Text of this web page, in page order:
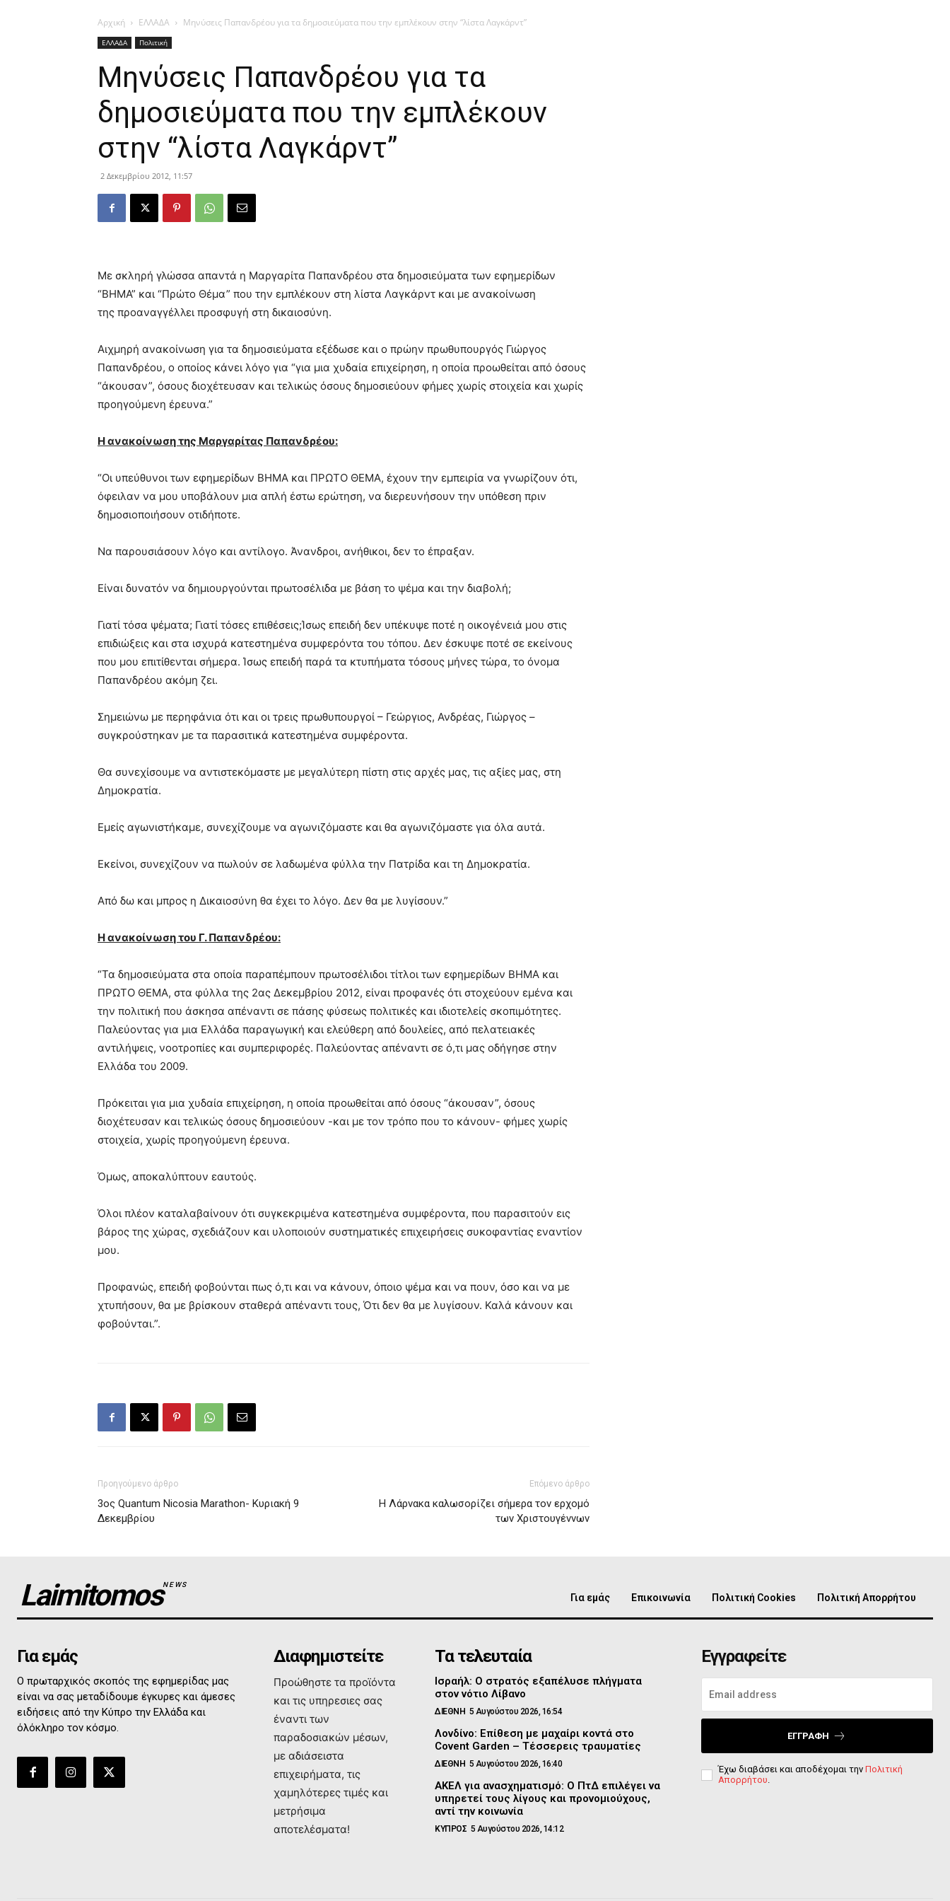
Αρχική ΕΛΛΑΔΑ Μηνύσεις Παπανδρέου για τα δημοσιεύματα που την εμπλέκουν στην “λίστα Λαγκάρντ”
ΕΛΛΑΔΑ Πολιτική
Μηνύσεις Παπανδρέου για τα
δημοσιεύματα που την εμπλέκουν
στην “λίστα Λαγκάρντ”
2 Δεκεμβρίου 2012, 11:57
Με σκληρή γλώσσα απαντά η Μαργαρίτα Παπανδρέου στα δημοσιεύματα των εφημερίδων
“ΒΗΜΑ” και “Πρώτο Θέμα” που την εμπλέκουν στη λίστα Λαγκάρντ και με ανακοίνωση
της προαναγγέλλει προσφυγή στη δικαιοσύνη.
Αιχμηρή ανακοίνωση για τα δημοσιεύματα εξέδωσε και ο πρώην πρωθυπουργός Γιώργος
Παπανδρέου, ο οποίος κάνει λόγο για “για μια χυδαία επιχείρηση, η οποία προωθείται από όσους
“άκουσαν”, όσους διοχέτευσαν και τελικώς όσους δημοσιεύουν φήμες χωρίς στοιχεία και χωρίς
προηγούμενη έρευνα.”
Η ανακοίνωση της Μαργαρίτας Παπανδρέου:
“Oι υπεύθυνοι των εφημερίδων ΒΗΜΑ και ΠΡΩΤΟ ΘΕΜΑ, έχουν την εμπειρία να γνωρίζουν ότι,
όφειλαν να μου υποβάλουν μια απλή έστω ερώτηση, να διερευνήσουν την υπόθεση πριν
δημοσιοποιήσουν οτιδήποτε.
Να παρουσιάσουν λόγο και αντίλογο. Άνανδροι, ανήθικοι, δεν το έπραξαν.
Είναι δυνατόν να δημιουργούνται πρωτοσέλιδα με βάση το ψέμα και την διαβολή;
Γιατί τόσα ψέματα; Γιατί τόσες επιθέσεις;Ίσως επειδή δεν υπέκυψε ποτέ η οικογένειά μου στις
επιδιώξεις και στα ισχυρά κατεστημένα συμφερόντα του τόπου. Δεν έσκυψε ποτέ σε εκείνους
που μου επιτίθενται σήμερα. Ίσως επειδή παρά τα κτυπήματα τόσους μήνες τώρα, το όνομα
Παπανδρέου ακόμη ζει.
Σημειώνω με περηφάνια ότι και οι τρεις πρωθυπουργοί – Γεώργιος, Ανδρέας, Γιώργος –
συγκρούστηκαν με τα παρασιτικά κατεστημένα συμφέροντα.
Θα συνεχίσουμε να αντιστεκόμαστε με μεγαλύτερη πίστη στις αρχές μας, τις αξίες μας, στη
Δημοκρατία.
Εμείς αγωνιστήκαμε, συνεχίζουμε να αγωνιζόμαστε και θα αγωνιζόμαστε για όλα αυτά.
Εκείνοι, συνεχίζουν να πωλούν σε λαδωμένα φύλλα την Πατρίδα και τη Δημοκρατία.
Από δω και μπρος η Δικαιοσύνη θα έχει το λόγο. Δεν θα με λυγίσουν.”
Η ανακοίνωση του Γ. Παπανδρέου:
“Τα δημοσιεύματα στα οποία παραπέμπουν πρωτοσέλιδοι τίτλοι των εφημερίδων ΒΗΜΑ και
ΠΡΩΤΟ ΘΕΜΑ, στα φύλλα της 2ας Δεκεμβρίου 2012, είναι προφανές ότι στοχεύουν εμένα και
την πολιτική που άσκησα απέναντι σε πάσης φύσεως πολιτικές και ιδιοτελείς σκοπιμότητες.
Παλεύοντας για μια Ελλάδα παραγωγική και ελεύθερη από δουλείες, από πελατειακές
αντιλήψεις, νοοτροπίες και συμπεριφορές. Παλεύοντας απέναντι σε ό,τι μας οδήγησε στην
Ελλάδα του 2009.
Πρόκειται για μια χυδαία επιχείρηση, η οποία προωθείται από όσους “άκουσαν”, όσους
διοχέτευσαν και τελικώς όσους δημοσιεύουν -και με τον τρόπο που το κάνουν- φήμες χωρίς
στοιχεία, χωρίς προηγούμενη έρευνα.
Όμως, αποκαλύπτουν εαυτούς.
Όλοι πλέον καταλαβαίνουν ότι συγκεκριμένα κατεστημένα συμφέροντα, που παρασιτούν εις
βάρος της χώρας, σχεδιάζουν και υλοποιούν συστηματικές επιχειρήσεις συκοφαντίας εναντίον
μου.
Προφανώς, επειδή φοβούνται πως ό,τι και να κάνουν, όποιο ψέμα και να πουν, όσο και να με
χτυπήσουν, θα με βρίσκουν σταθερά απέναντι τους, Ότι δεν θα με λυγίσουν. Καλά κάνουν και
φοβούνται.”.
Προηγούμενο άρθρο
3ος Quantum Nicosia Marathon- Κυριακή 9
Δεκεμβρίου
Επόμενο άρθρο
Η Λάρνακα καλωσορίζει σήμερα τον ερχομό
των Χριστουγέννων
LaimitomosNEWS
Για εμάς Επικοινωνία Πολιτική Cookies Πολιτική Απορρήτου
Για εμάς
Ο πρωταρχικός σκοπός της εφημερίδας μας
είναι να σας μεταδίδουμε έγκυρες και άμεσες
ειδήσεις από την Κύπρο την Ελλάδα και
όλόκληρο τον κόσμο.
Διαφημιστείτε
Προώθηστε τα προϊόντα
και τις υπηρεσιες σας
έναντι των
παραδοσιακών μέσων,
με αδιάσειστα
επιχειρήματα, τις
χαμηλότερες τιμές και
μετρήσιμα
αποτελέσματα!
Τα τελευταία
Ισραήλ: Ο στρατός εξαπέλυσε πλήγματα
στον νότιο Λίβανο
ΔΙΕΘΝΗ 5 Αυγούστου 2026, 16:54
Λονδίνο: Επίθεση με μαχαίρι κοντά στο
Covent Garden – Τέσσερεις τραυματίες
ΔΙΕΘΝΗ 5 Αυγούστου 2026, 16:40
ΑΚΕΛ για ανασχηματισμό: Ο ΠτΔ επιλέγει να
υπηρετεί τους λίγους και προνομιούχους,
αντί την κοινωνία
ΚΥΠΡΟΣ 5 Αυγούστου 2026, 14:12
Εγγραφείτε
ΕΓΓΡΑΦΉ
Έχω διαβάσει και αποδέχομαι την Πολιτική
Απορρήτου.